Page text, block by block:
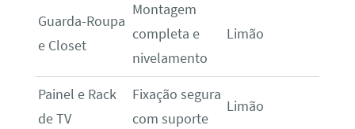
Guarda-Roupa
e Closet
Montagem
completa e
nivelamento
Limão
Painel e Rack
de TV
Fixação segura
com suporte
Limão